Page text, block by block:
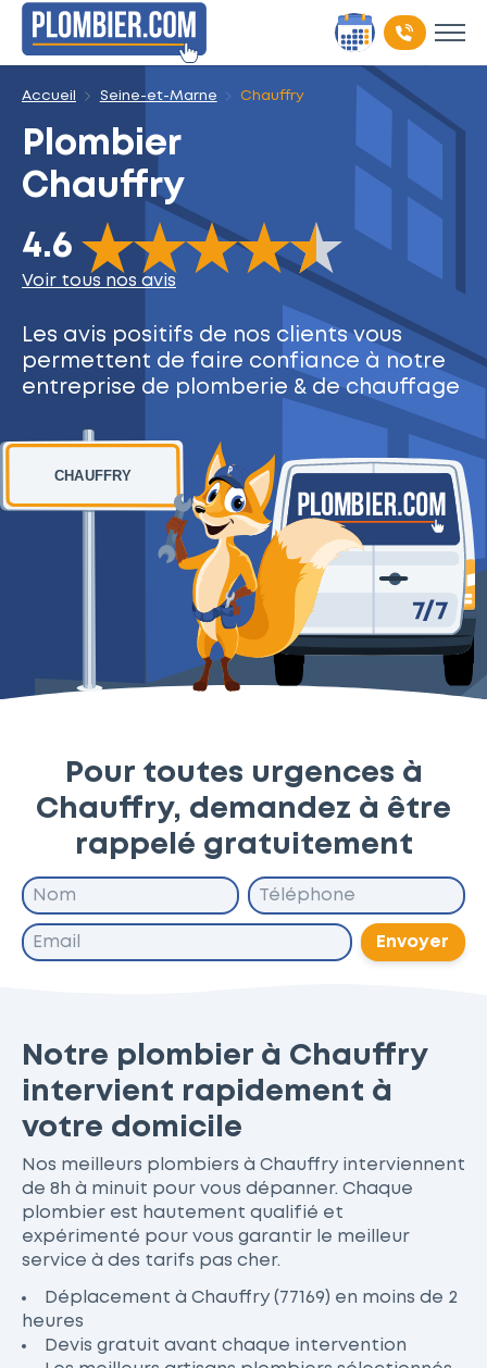
Accueil Seine-et-Marne Chauffry
Plombier
Chauffry
4.6
The rating of this product is 4.6out of 5
Voir tous nos avis
Les avis positifs de nos clientsvous
permettent de faire confiance à notre
entreprise de plomberie & de chauffage
CHAUFFRY
Pour toutes urgences à
Chauffry, demandez à être
rappelé gratuitement
Envoyer
Notre plombier à Chauffry
intervient rapidement à
votre domicile
Nos meilleurs plombiers à Chauffry interviennent
de 8h à minuit pour vous dépanner. Chaque
plombier est hautement qualifié et
expérimenté pour vous garantir le meilleur
service à des tarifs pas cher.
Déplacement à Chauffry (77169) en moins de 2
heures
Devis gratuit avant chaque intervention